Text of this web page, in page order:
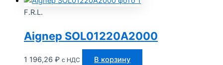
F.R.L.
Aignep SOL01220A2000
1 196,26 ₽ с НДС В корзину